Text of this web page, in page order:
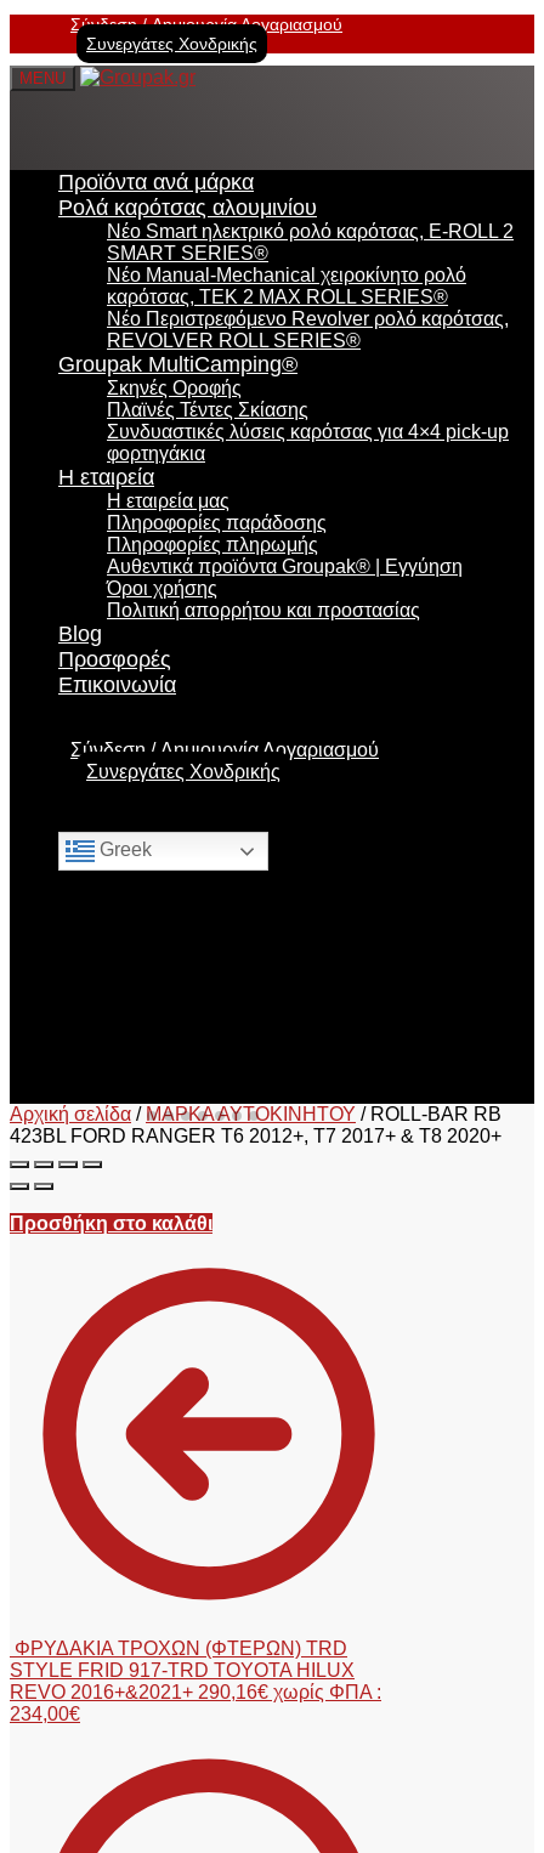
Σύνδεση
Δημιουργία Λογαριασμού
Συνεργάτες Χονδρικής
MENU
Προϊόντα ανά μάρκα
Ρολά καρότσας αλουμινίου
Νέο Smart ηλεκτρικό ρολό καρότσας, E-ROLL 2
SMART SERIES®
Νέο Manual-Mechanical χειροκίνητο ρολό
καρότσας, TEK 2 MAX ROLL SERIES®
Νέο Περιστρεφόμενο Revolver ρολό καρότσας,
REVOLVER ROLL SERIES®
Groupak MultiCamping®
Σκηνές Οροφής
Πλαϊνές Τέντες Σκίασης
Συνδυαστικές λύσεις καρότσας για 4×4 pick-up
φορτηγάκια
Η εταιρεία
Η εταιρεία μας
Πληροφορίες παράδοσης
Πληροφορίες πληρωμής
Αυθεντικά προϊόντα Groupak® | Εγγύηση
Όροι χρήσης
Πολιτική απορρήτου και προστασίας
Blog
Προσφορές
Επικοινωνία
Greek
Σύνδεση
Δημιουργία Λογαριασμού
Συνεργάτες Χονδρικής
Αρχική σελίδα / ΜΑΡΚΑ ΑΥΤΟΚΙΝΗΤΟΥ / ROLL-BAR RB
423BL FORD RANGER T6 2012+, T7 2017+ & T8 2020+
Προσθήκη στο καλάθι
ΦΡΥΔΑΚΙΑ ΤΡΟΧΩΝ (ΦΤΕΡΩΝ) TRD
STYLE FRID 917-TRD TOYOTA HILUX
REVO 2016+&2021+ 290,16€ χωρίς ΦΠΑ :
234,00€